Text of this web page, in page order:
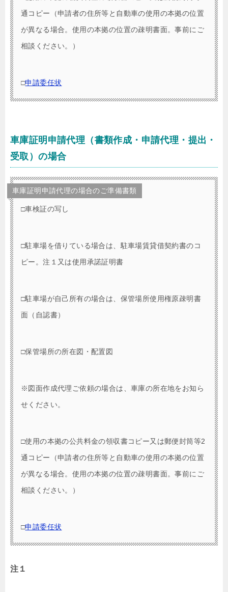
通コピー（申請者の住所等と自動車の使用の本拠の位置
が異なる場合。使用の本拠の位置の疎明書面。事前にご
相談ください。）
□申請委任状
車庫証明申請代理（書類作成・申請代理・提出・
受取）の場合
車庫証明申請代理の場合のご準備書類
□車検証の写し
□駐車場を借りている場合は、駐車場賃貸借契約書のコ
ピー。注１又は使用承諾証明書
□駐車場が自己所有の場合は、保管場所使用権原疎明書
面（自認書）
□保管場所の所在図・配置図
※図面作成代理ご依頼の場合は、車庫の所在地をお知ら
せください。
□使用の本拠の公共料金の領収書コピー又は郵便封筒等2
通コピー（申請者の住所等と自動車の使用の本拠の位置
が異なる場合。使用の本拠の位置の疎明書面。事前にご
相談ください。）
□申請委任状
注１